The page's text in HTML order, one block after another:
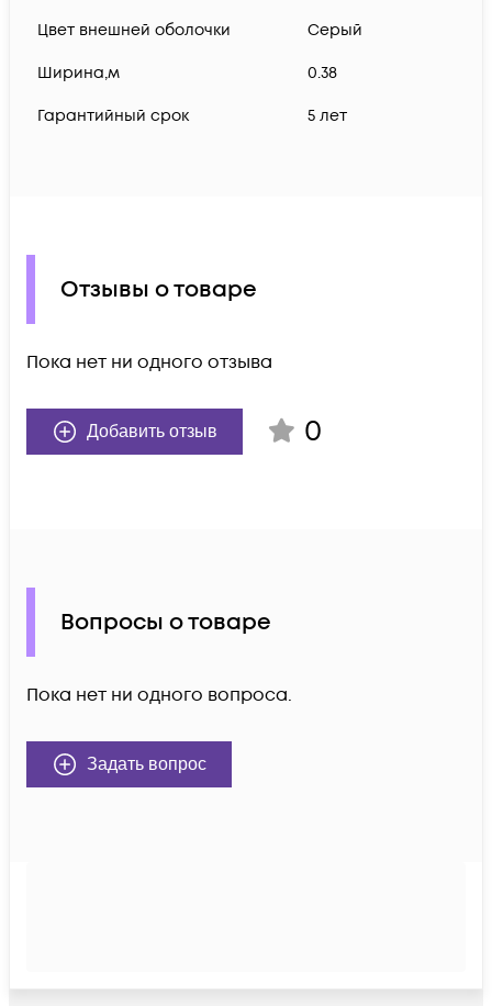
Цвет внешней оболочки Серый
Ширина,м 0.38
Гарантийный срок 5 лет
Отзывы о товаре
Пока нет ни одного отзыва
Добавить отзыв 0
Вопросы о товаре
Пока нет ни одного вопроса.
Задать вопрос